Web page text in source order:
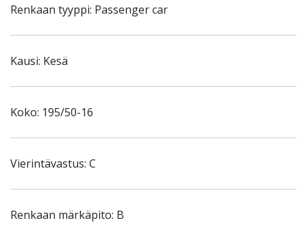
Renkaan tyyppi: Passenger car
Kausi: Kesä
Koko: 195/50-16
Vierintävastus: C
Renkaan märkäpito: B